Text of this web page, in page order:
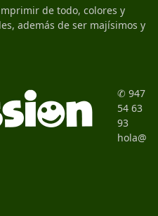
de todo, colores y
además de ser majísimos y
✆ 947
54 63
93
hola@